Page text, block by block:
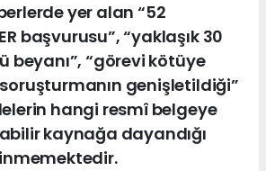
yer alan “52
başvurusu”, “yaklaşık 30
beyanı”, “görevi kötüye
genişletildiği”
hangi resmî belgeye
kaynağa dayandığı